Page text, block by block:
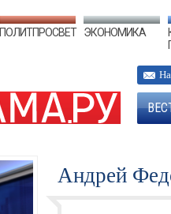
ПОЛИТПРОСВЕТ ЭКОНОМИКА
Андрей